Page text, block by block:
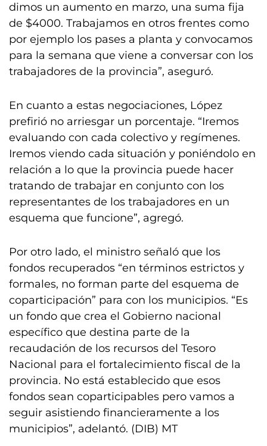
dimos un aumento en marzo, una suma fija
de $4000. Trabajamos en otros frentes como
por ejemplo los pases a planta y convocamos
para la semana que viene a conversar con los
trabajadores de la provincia”, aseguró.
En cuanto a estas negociaciones, López
prefirió no arriesgar un porcentaje. “Iremos
evaluando con cada colectivo y regímenes.
Iremos viendo cada situación y poniéndolo en
relación a lo que la provincia puede hacer
tratando de trabajar en conjunto con los
representantes de los trabajadores en un
esquema que funcione”, agregó.
Por otro lado, el ministro señaló que los
fondos recuperados “en términos estrictos y
formales, no forman parte del esquema de
coparticipación” para con los municipios. “Es
un fondo que crea el Gobierno nacional
específico que destina parte de la
recaudación de los recursos del Tesoro
Nacional para el fortalecimiento fiscal de la
provincia. No está establecido que esos
fondos sean coparticipables pero vamos a
seguir asistiendo financieramente a los
municipios”, adelantó. (DIB) MT